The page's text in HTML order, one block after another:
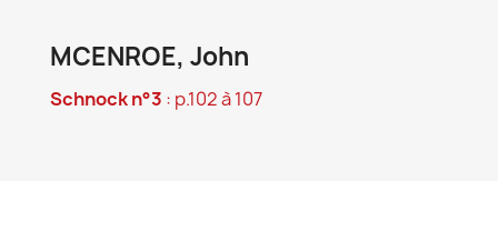
MCENROE, John
Schnock n°3 : p.102 à 107